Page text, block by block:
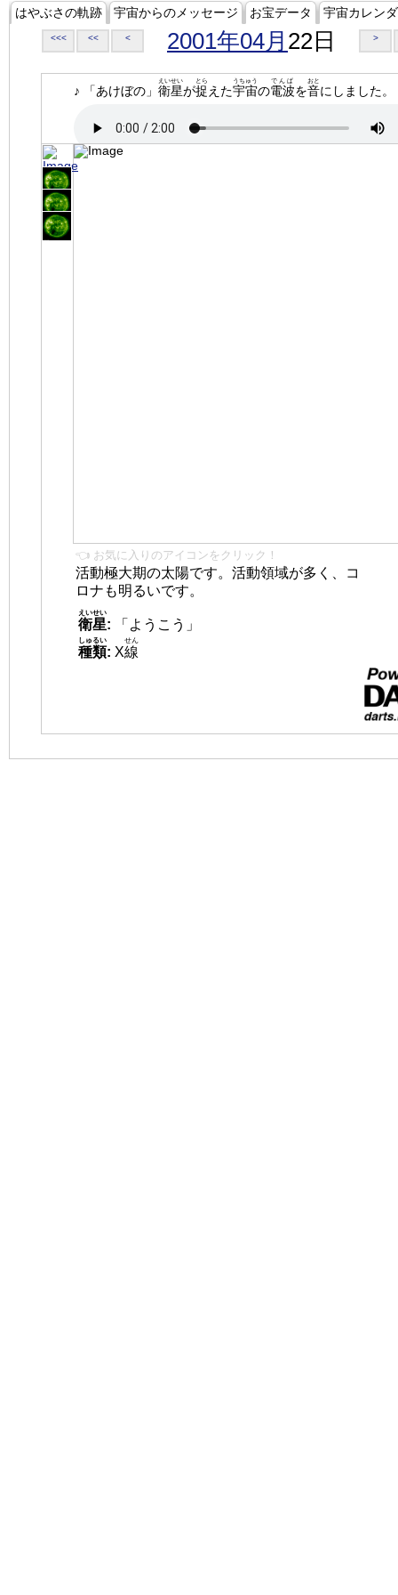
はやぶさの軌跡 宇宙からのメッセージ お宝データ 宇宙カレン
<<< << < 2001年04月 22日 >
♪ 「あけぼの」 衛星
えいせい
が捉
とら
えた宇宙
うちゅう
の電波
でんぱ
を音
おと
にしました。
👈 お気に入りのアイコンをクリック！
活動極大期の太陽です。活動領域が多く、コ
ロナも明るいです。
衛星
えいせい
:
「ようこう」
種類
しゅるい
: X線
せん